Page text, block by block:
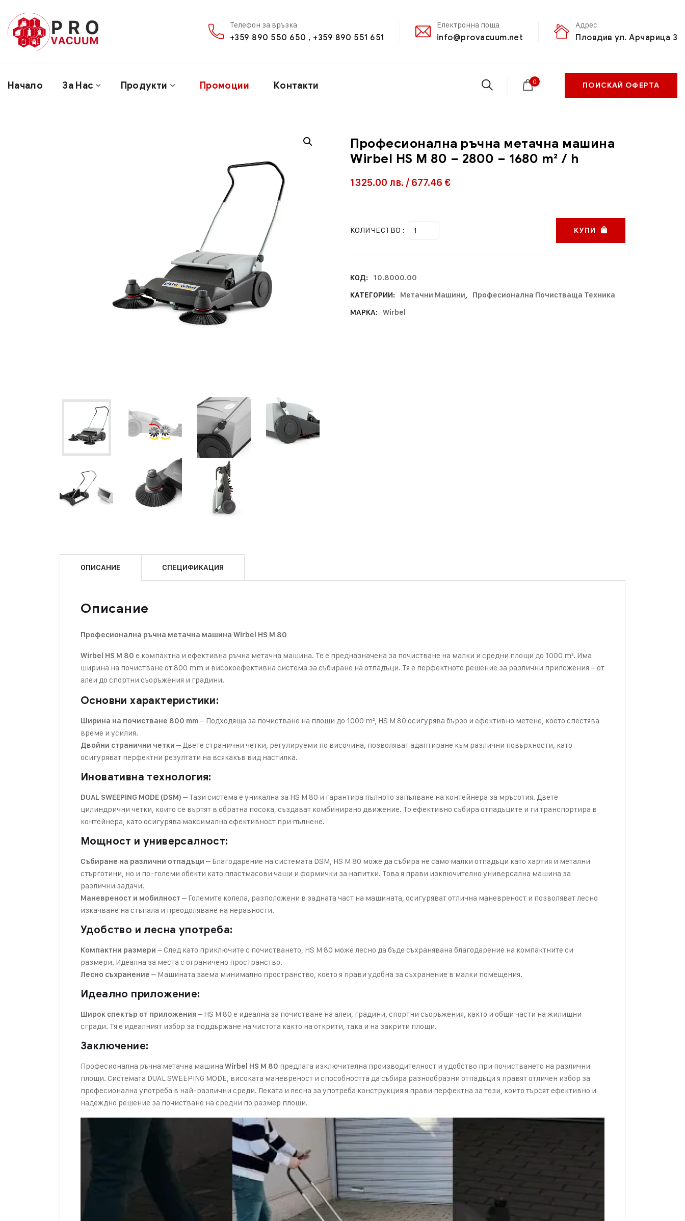
Телефон за връзка
+359 890 550 650 , +359 890 551 651
Електронна поща
info@provacuum.net
Адрес
Пловдив ул. Арчарица 3
Начало За Нас Продукти Промоции Контакти 0 ПОИСКАЙ ОФЕРТА
Професионална ръчна метачна машина
Wirbel HS M 80 – 2800 – 1680 m² / h
1325.00 лв. / 677.46 €
КОЛИЧЕСТВО : КУПИ
КОД:
10.8000.00
КАТЕГОРИИ:
Метачни Машини,
Професионална Почистваща Техника
МАРКА:
Wirbel
ОПИСАНИЕ СПЕЦИФИКАЦИЯ
Описание
Професионална ръчна метачна машина Wirbel HS M 80
Wirbel HS M 80 е компактна и ефективна ръчна метачна машина. Те е предназначена за почистване на малки и средни площи до 1000 m². Има
ширина на почистване от 800 mm и високоефективна система за събиране на отпадъци. Тя е перфектното решение за различни приложения – от
алеи до спортни съоръжения и градини.
Основни характеристики:
Ширина на почистване 800 mm– Подходяща за почистване на площи до 1000 m², HS M 80 осигурява бързо и ефективно метене, което спестява
време и усилия.
Двойни странични четки – Двете странични четки, регулируеми по височина, позволяват адаптиране към различни повърхности, като
осигуряват перфектни резултати на всякакъв вид настилка.
Иновативна технология:
DUAL SWEEPING MODE (DSM) – Тази система е уникална за HS M 80 и гарантира пълното запълване на контейнера за мръсотия. Двете
цилиндрични четки, които се въртят в обратна посока, създават комбинирано движение. То ефективно събира отпадъците и ги транспортира в
контейнера, като осигурява максимална ефективност при пълнене.
Мощност и универсалност:
Събиране на различни отпадъци – Благодарение на системата DSM, HS M 80 може да събира не само малки отпадъци като хартия и метални
стърготини, но и по-големи обекти като пластмасови чаши и формички за напитки. Това я прави изключително универсална машина за
различни задачи.
Маневреност и мобилност – Големите колела, разположени в задната част на машината, осигуряват отлична маневреност и позволяват лесно
изкачване на стъпала и преодоляване на неравности.
Удобство и лесна употреба:
Компактни размери – След като приключите с почистването, HS M 80 може лесно да бъде съхранявана благодарение на компактните си
размери. Идеална за места с ограничено пространство.
Лесно съхранение – Машината заема минимално пространство, което я прави удобна за съхранение в малки помещения.
Идеално приложение:
Широк спектър от приложения – HS M 80 е идеална за почистване на алеи, градини, спортни съоръжения, както и общи части на жилищни
сгради. Тя е идеалният избор за поддържане на чистота както на открити, така и на закрити площи.
Заключение:
Професионална ръчна метачна машина Wirbel HS M 80 предлага изключителна производителност и удобство при почистването на различни
площи. Системата DUAL SWEEPING MODE, високата маневреност и способността да събира разнообразни отпадъци я правят отличен избор за
професионална употреба в най-различни среди. Леката и лесна за употреба конструкция я прави перфектна за тези, които търсят ефективно и
надеждно решение за почистване на средни по размер площи.